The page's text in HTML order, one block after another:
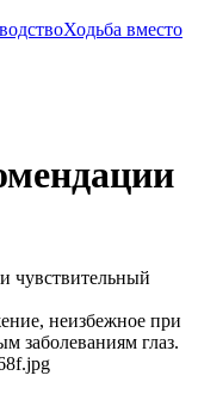
Ходьба вместо
чувствительный
неизбежное при
заболеваниям глаз.